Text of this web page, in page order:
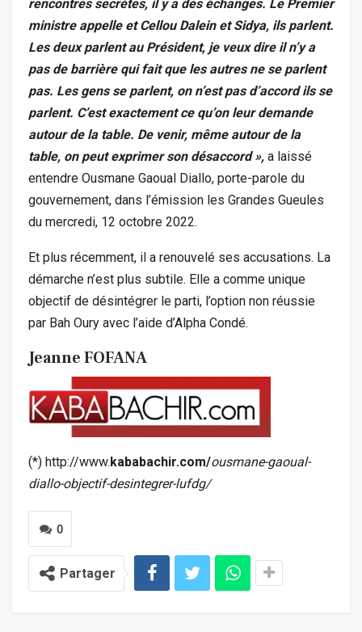
rencontres secrètes, il y a des échanges. Le Premier
ministre appelle et Cellou Dalein et Sidya, ils parlent.
Les deux parlent au Président, je veux dire il n’y a
pas de barrière qui fait que les autres ne se parlent
pas. Les gens se parlent, on n’est pas d’accord ils se
parlent. C’est exactement ce qu’on leur demande
autour de la table. De venir, même autour de la
table, on peut exprimer son désaccord », a laissé
entendre Ousmane Gaoual Diallo, porte-parole du
gouvernement, dans l’émission les Grandes Gueules
du mercredi, 12 octobre 2022.
Et plus récemment, il a renouvelé ses accusations. La
démarche n’est plus subtile. Elle a comme unique
objectif de désintégrer le parti, l’option non réussie
par Bah Oury avec l’aide d’Alpha Condé.
Jeanne FOFANA
(*) http://www. kababachir.com/ousmane-gaoual-
diallo-objectif-desintegrer-lufdg/
0
Partager